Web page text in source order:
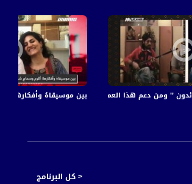
بين موسيقاهُ وأفكارها:
هذا العمل؟ - حسام حايك - ح21- الباكستيج- 18.3.2018 - قناة مساواة
< كل البرنامج